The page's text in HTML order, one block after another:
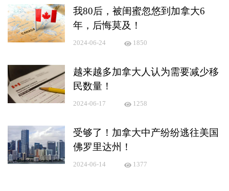
我80后，被闺蜜忽悠到加拿大6
年，后悔莫及！
2024-06-24 1850
越来越多加拿大人认为需要减少移
民数量！
2024-06-17 1258
受够了！加拿大中产纷纷逃往美国
佛罗里达州！
2024-06-14 1377